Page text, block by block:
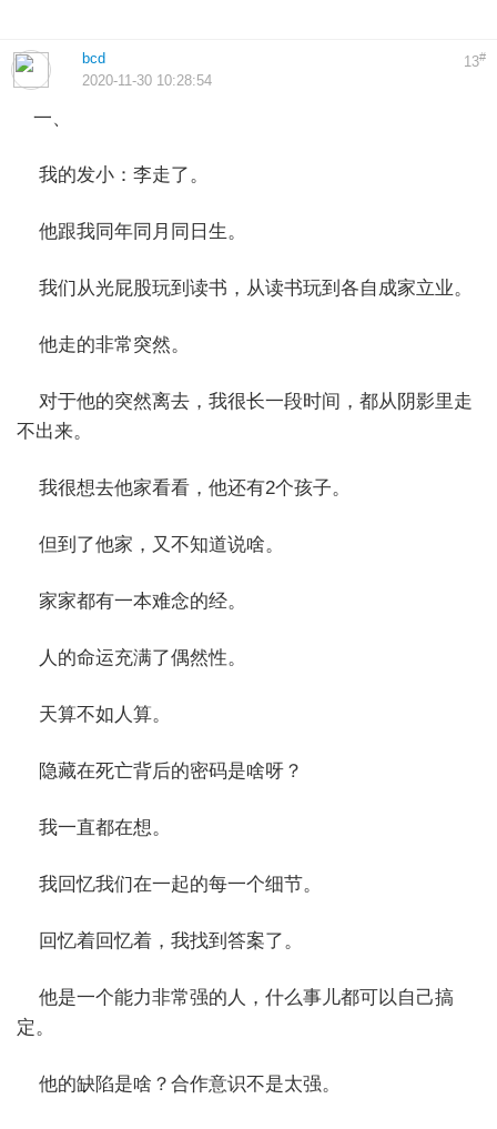
13#
bcd
2020-11-30 10:28:54
一、
我的发小：李走了。
他跟我同年同月同日生。
我们从光屁股玩到读书，从读书玩到各自成家立业。
他走的非常突然。
对于他的突然离去，我很长一段时间，都从阴影里走
不出来。
我很想去他家看看，他还有2个孩子。
但到了他家，又不知道说啥。
家家都有一本难念的经。
人的命运充满了偶然性。
天算不如人算。
隐藏在死亡背后的密码是啥呀？
我一直都在想。
我回忆我们在一起的每一个细节。
回忆着回忆着，我找到答案了。
他是一个能力非常强的人，什么事儿都可以自己搞
定。
他的缺陷是啥？合作意识不是太强。